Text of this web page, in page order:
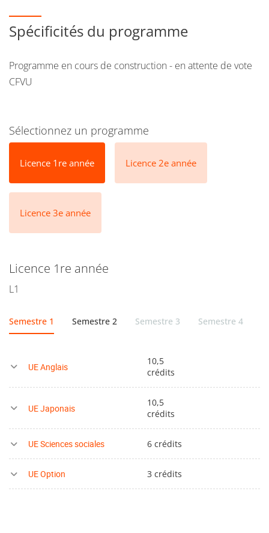
Spécificités du programme
Programme en cours de construction - en attente de vote
CFVU
Sélectionnez un programme
Licence 1re année Licence 2e année
Licence 3e année
Licence 1re année
L1
Semestre 1 Semestre 2 Semestre 3 Semestre 4
UE Anglais
10,5
crédits
UE Japonais
10,5
crédits
UE Sciences sociales 6 crédits
UE Option 3 crédits